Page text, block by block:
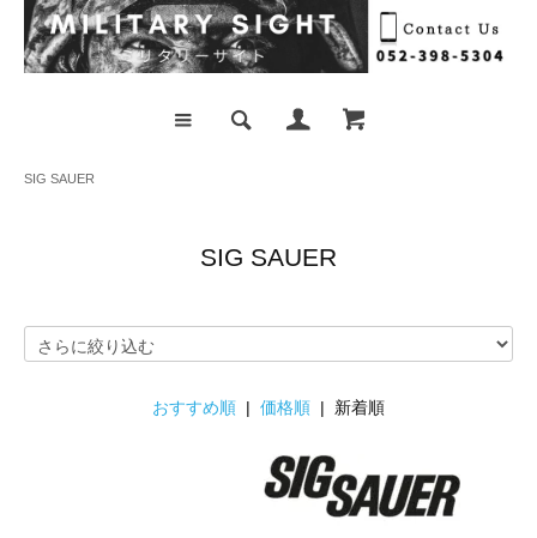
SIG SAUER
SIG SAUER
おすすめ順 | 価格順 | 新着順